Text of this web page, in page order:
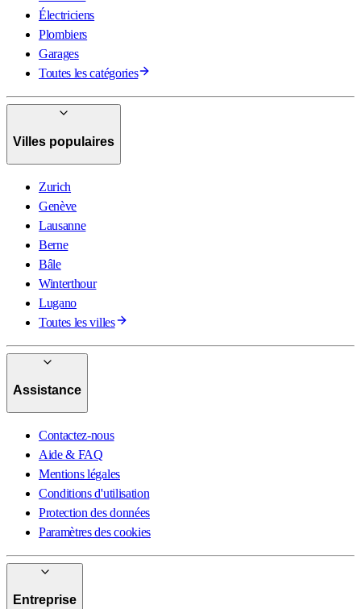
Électriciens
Plombiers
Garages
Toutes les catégories
Villes populaires
Zurich
Genève
Lausanne
Berne
Bâle
Winterthour
Lugano
Toutes les villes
Assistance
Contactez-nous
Aide & FAQ
Mentions légales
Conditions d'utilisation
Protection des données
Paramètres des cookies
Entreprise